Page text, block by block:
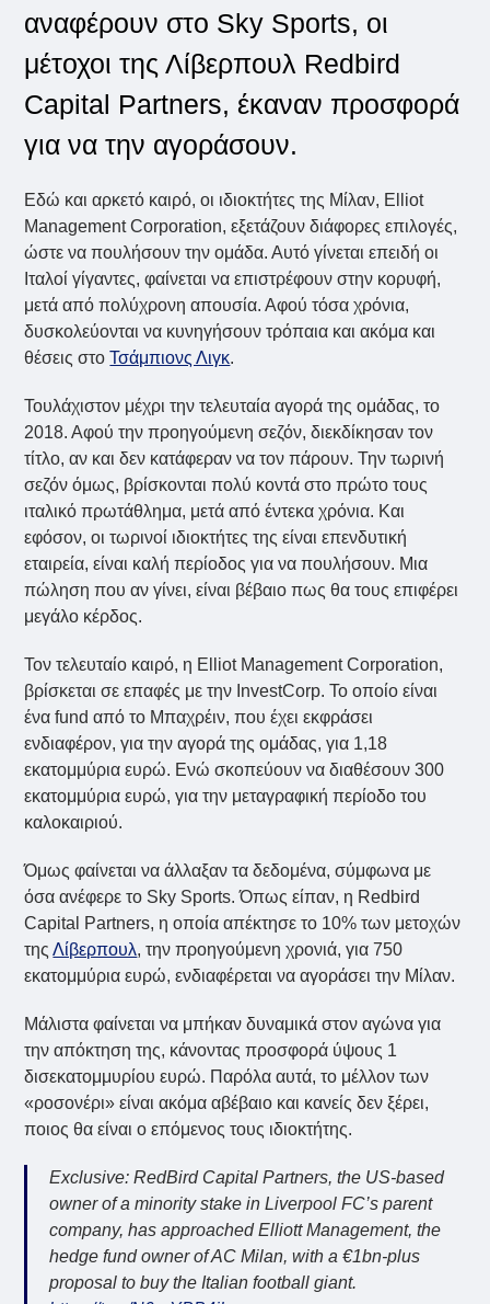
αναφέρουν στο Sky Sports, οι
μέτοχοι της Λίβερπουλ Redbird
Capital Partners, έκαναν προσφορά
για να την αγοράσουν.
Εδώ και αρκετό καιρό, οι ιδιοκτήτες της Μίλαν, Elliot
Management Corporation, εξετάζουν διάφορες επιλογές,
ώστε να πουλήσουν την ομάδα. Αυτό γίνεται επειδή οι
Ιταλοί γίγαντες, φαίνεται να επιστρέφουν στην κορυφή,
μετά από πολύχρονη απουσία. Αφού τόσα χρόνια,
δυσκολεύονται να κυνηγήσουν τρόπαια και ακόμα και
θέσεις στοΤσάμπιονς Λιγκ.
Τουλάχιστον μέχρι την τελευταία αγορά της ομάδας, το
2018. Αφού την προηγούμενη σεζόν, διεκδίκησαν τον
τίτλο, αν και δεν κατάφεραν να τον πάρουν. Την τωρινή
σεζόν όμως, βρίσκονται πολύ κοντά στο πρώτο τους
ιταλικό πρωτάθλημα, μετά από έντεκα χρόνια. Και
εφόσον, οι τωρινοί ιδιοκτήτες της είναι επενδυτική
εταιρεία, είναι καλή περίοδος για να πουλήσουν. Μια
πώληση που αν γίνει, είναι βέβαιο πως θα τους επιφέρει
μεγάλο κέρδος.
Τον τελευταίο καιρό, η Elliot Management Corporation,
βρίσκεται σε επαφές με την InvestCorp. Το οποίο είναι
ένα fund από το Μπαχρέιν, που έχει εκφράσει
ενδιαφέρον, για την αγορά της ομάδας, για 1,18
εκατομμύρια ευρώ. Ενώ σκοπεύουν να διαθέσουν 300
εκατομμύρια ευρώ, για την μεταγραφική περίοδο του
καλοκαιριού.
Όμως φαίνεται να άλλαξαν τα δεδομένα, σύμφωνα με
όσα ανέφερε το Sky Sports. Όπως είπαν, η Redbird
Capital Partners, η οποία απέκτησε το 10% των μετοχών
τηςΛίβερπουλ, την προηγούμενη χρονιά, για 750
εκατομμύρια ευρώ, ενδιαφέρεται να αγοράσει την Μίλαν.
Μάλιστα φαίνεται να μπήκαν δυναμικά στον αγώνα για
την απόκτηση της, κάνοντας προσφορά ύψους 1
δισεκατομμυρίου ευρώ. Παρόλα αυτά, το μέλλον των
«ροσονέρι» είναι ακόμα αβέβαιο και κανείς δεν ξέρει,
ποιος θα είναι ο επόμενος τους ιδιοκτήτης.
Exclusive: RedBird Capital Partners, the US-based
owner of a minority stake in Liverpool FC’s parent
company, has approached Elliott Management, the
hedge fund owner of AC Milan, with a €1bn-plus
proposal to buy the Italian football giant.